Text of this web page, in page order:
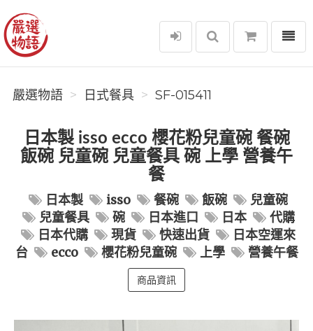
嚴選物語
選單
嚴選物語 日式餐具 SF-015411
日本製 isso ecco 櫻花粉兒童碗 餐碗
飯碗 兒童碗 兒童餐具 碗 上學 營養午
餐
日本製 isso 餐碗 飯碗
兒童碗
兒童餐具
碗 日本進口 日本
代購
日本代購
現貨 快速出貨
日本空運來
台
ecco 櫻花粉兒童碗 上學 營養午餐
商品資訊